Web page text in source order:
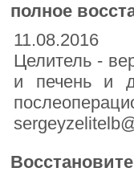
полное
11.08.2016
Целитель -
и печень и